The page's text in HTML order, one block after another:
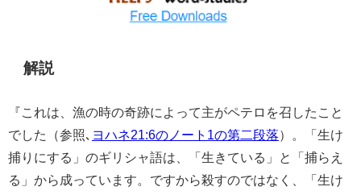
解説
『これは、漁の時の奇跡によって主がペテロを召したこと
でした（参照､ ヨハネ21:6のノート1の第二段落）。「生け
捕りにする」のギリシャ語は、「生きている」と「捕らえ
る」から成っています。ですから殺すのではなく、「生け